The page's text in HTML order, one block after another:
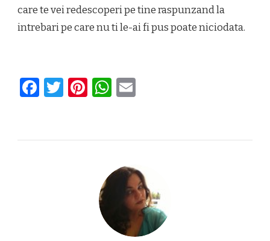
care te vei redescoperi pe tine raspunzand la
intrebari pe care nu ti le-ai fi pus poate niciodata.
Facebook
Twitter
Pinterest
WhatsApp